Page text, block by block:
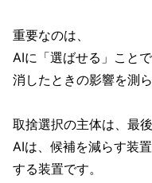
重要なのは、
AIに「選ばせる」ことで
消したときの影響を測
取捨選択の主体は、最
AIは、候補を減らす装
する装置です。